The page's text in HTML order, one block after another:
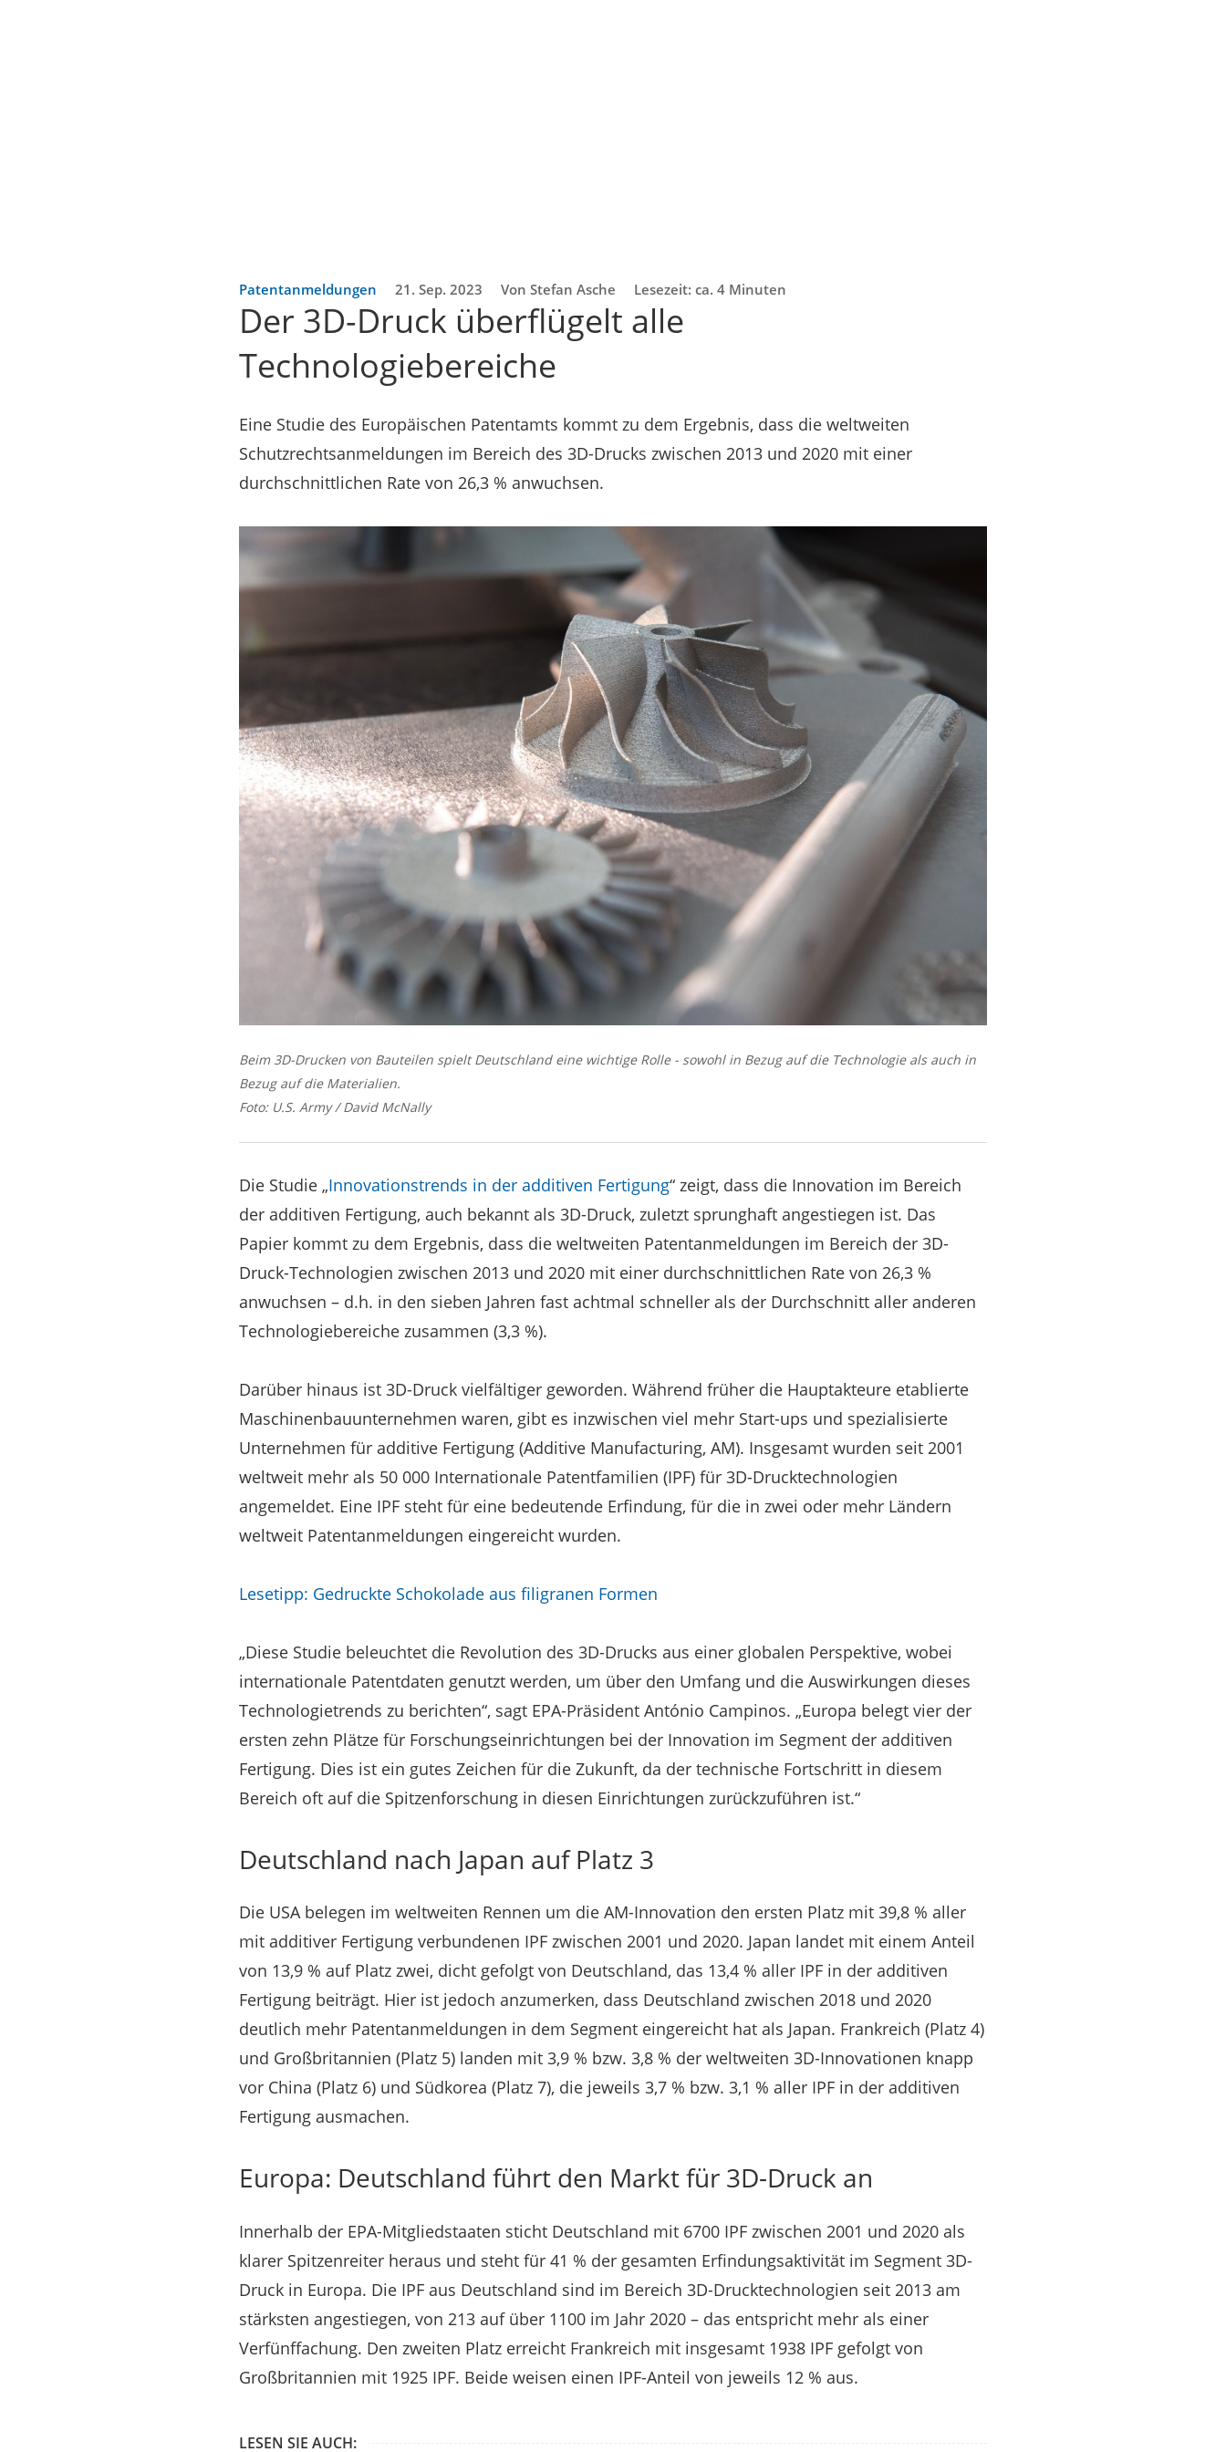
Patentanmeldungen 21. Sep. 2023 Von Stefan Asche Lesezeit: ca. 4 Minuten
Der 3D-Druck überflügelt alle
Technologiebereiche
Eine Studie des Europäischen Patentamts kommt zu dem Ergebnis, dass die weltweiten
Schutzrechtsanmeldungen im Bereich des 3D-Drucks zwischen 2013 und 2020 mit einer
durchschnittlichen Rate von 26,3 % anwuchsen.
Beim 3D-Drucken von Bauteilen spielt Deutschland eine wichtige Rolle - sowohl in Bezug auf die Technologie als auch in
Bezug auf die Materialien.
Foto: U.S. Army / David McNally
Die Studie „Innovationstrends in der additiven Fertigung“ zeigt, dass die Innovation im Bereich
der additiven Fertigung, auch bekannt als 3D-Druck, zuletzt sprunghaft angestiegen ist. Das
Papier kommt zu dem Ergebnis, dass die weltweiten Patentanmeldungen im Bereich der 3D-
Druck-Technologien zwischen 2013 und 2020 mit einer durchschnittlichen Rate von 26,3 %
anwuchsen – d.h. in den sieben Jahren fast achtmal schneller als der Durchschnitt aller anderen
Technologiebereiche zusammen (3,3 %).
Darüber hinaus ist 3D-Druck vielfältiger geworden. Während früher die Hauptakteure etablierte
Maschinenbauunternehmen waren, gibt es inzwischen viel mehr Start-ups und spezialisierte
Unternehmen für additive Fertigung (Additive Manufacturing, AM). Insgesamt wurden seit 2001
weltweit mehr als 50 000 Internationale Patentfamilien (IPF) für 3D-Drucktechnologien
angemeldet. Eine IPF steht für eine bedeutende Erfindung, für die in zwei oder mehr Ländern
weltweit Patentanmeldungen eingereicht wurden.
Lesetipp: Gedruckte Schokolade aus filigranen Formen
„Diese Studie beleuchtet die Revolution des 3D-Drucks aus einer globalen Perspektive, wobei
internationale Patentdaten genutzt werden, um über den Umfang und die Auswirkungen dieses
Technologietrends zu berichten“, sagt EPA-Präsident António Campinos. „Europa belegt vier der
ersten zehn Plätze für Forschungseinrichtungen bei der Innovation im Segment der additiven
Fertigung. Dies ist ein gutes Zeichen für die Zukunft, da der technische Fortschritt in diesem
Bereich oft auf die Spitzenforschung in diesen Einrichtungen zurückzuführen ist.“
Deutschland nach Japan auf Platz 3
Die USA belegen im weltweiten Rennen um die AM-Innovation den ersten Platz mit 39,8 % aller
mit additiver Fertigung verbundenen IPF zwischen 2001 und 2020. Japan landet mit einem Anteil
von 13,9 % auf Platz zwei, dicht gefolgt von Deutschland, das 13,4 % aller IPF in der additiven
Fertigung beiträgt. Hier ist jedoch anzumerken, dass Deutschland zwischen 2018 und 2020
deutlich mehr Patentanmeldungen in dem Segment eingereicht hat als Japan. Frankreich (Platz 4)
und Großbritannien (Platz 5) landen mit 3,9 % bzw. 3,8 % der weltweiten 3D-Innovationen knapp
vor China (Platz 6) und Südkorea (Platz 7), die jeweils 3,7 % bzw. 3,1 % aller IPF in der additiven
Fertigung ausmachen.
Europa: Deutschland führt den Markt für 3D-Druck an
Innerhalb der EPA-Mitgliedstaaten sticht Deutschland mit 6700 IPF zwischen 2001 und 2020 als
klarer Spitzenreiter heraus und steht für 41 % der gesamten Erfindungsaktivität im Segment 3D-
Druck in Europa. Die IPF aus Deutschland sind im Bereich 3D-Drucktechnologien seit 2013 am
stärksten angestiegen, von 213 auf über 1100 im Jahr 2020 – das entspricht mehr als einer
Verfünffachung. Den zweiten Platz erreicht Frankreich mit insgesamt 1938 IPF gefolgt von
Großbritannien mit 1925 IPF. Beide weisen einen IPF-Anteil von jeweils 12 % aus.
LESEN SIE AUCH: